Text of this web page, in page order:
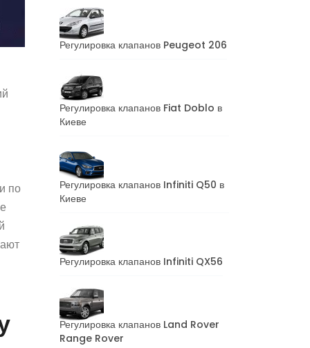
по
Регулировка клапанов Peugeot 206
Регулировка клапанов Fiat Doblo в
Киеве
Регулировка клапанов Infiniti Q50 в
Киеве
Регулировка клапанов Infiniti QX56
Регулировка клапанов Land Rover
Range Rover